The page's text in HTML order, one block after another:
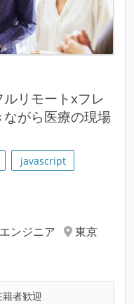
リモートxフレ
がら医療の現場
javascript
ンジニア
東京
者歓迎